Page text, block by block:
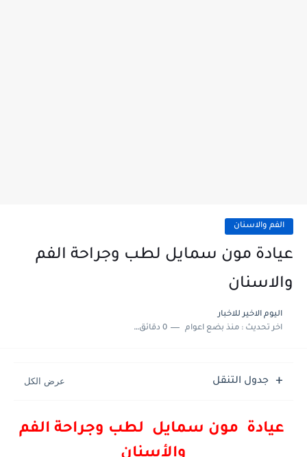
الفم والاسنان
عيادة مون سمايل لطب وجراحة الفم
والاسنان
اليوم الاخير للاخبار
اخر تحديث :منذ بضع اعوام 0 دقائق للقراءة
جدول التنقل
عيادة مون سمايل لطب وجراحة الفم